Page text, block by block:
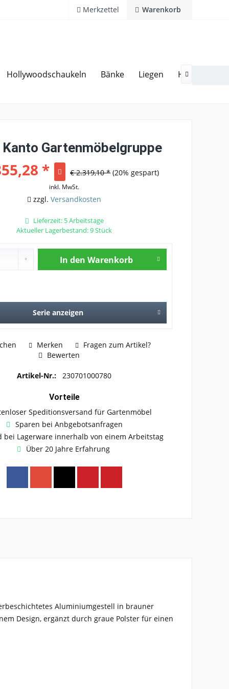
Warenkorb
Merkzettel
Hollywoodschaukeln Bänke Liegen Hocker

Jahre Erfahrung Hotline 02594 94 11 0
Kanto Gartenmöbelgruppe
* € 2.319,10 * (20% gespart)
inkl. MwSt.
zzgl.Versandkosten
Lieferzeit: 5 Arbeitstage
Aktueller Lagerbestand: 9 Stück
In den Warenkorb
Serie anzeigen
Merken
Fragen zum Artikel?
Bewerten
Artikel-Nr.: 230701000780
Vorteile
Speditionsversand für Gartenmöbel
Sparen bei Anbgebotsanfragen
bei Lagerware innerhalb von einem Arbeitstag
Über 20 Jahre Erfahrung
Aluminiumgestell in brauner
Design, ergänzt durch graue Polster für einen